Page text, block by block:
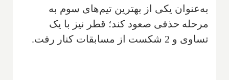
به‌عنوان یکی از بهترین تیم‌های سوم به
مرحله حذفی صعود کند؛ قطر نیز با یک
تساوی و 2 شکست از مسابقات کنار رفت.